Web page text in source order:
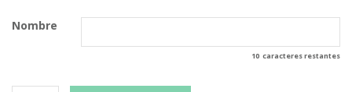
Nombre
10 caracteres restantes